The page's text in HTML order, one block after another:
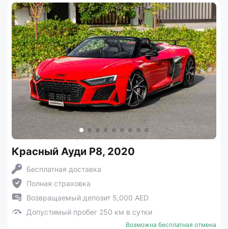
Красный Ауди Р8, 2020
Бесплатная доставка
Полная страховка
Возвращаемый депозит 5,000 AED
Допустимый пробег 250 км в сутки
Возможна бесплатная отмена